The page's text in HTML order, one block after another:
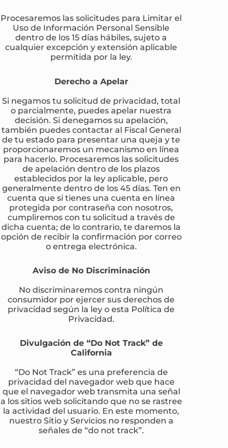
Procesaremos las solicitudes para Limitar el
Uso de Información Personal Sensible
dentro de los 15 días hábiles, sujeto a
cualquier excepción y extensión aplicable
permitida por la ley.
Derecho a Apelar
Si negamos tu solicitud de privacidad, total
o parcialmente, puedes apelar nuestra
decisión. Si denegamos su apelación,
también puedes contactar al Fiscal General
de tu estado para presentar una queja y te
proporcionaremos un mecanismo en línea
para hacerlo. Procesaremos las solicitudes
de apelación dentro de los plazos
establecidos por la ley aplicable, pero
generalmente dentro de los 45 días. Ten en
cuenta que si tienes una cuenta en línea
protegida por contraseña con nosotros,
cumpliremos con tu solicitud a través de
dicha cuenta; de lo contrario, te daremos la
opción de recibir la confirmación por correo
o entrega electrónica.
Aviso de No Discriminación
No discriminaremos contra ningún
consumidor por ejercer sus derechos de
privacidad según la ley o esta Política de
Privacidad.
Divulgación de “Do Not Track” de
California
“Do Not Track” es una preferencia de
privacidad del navegador web que hace
que el navegador web transmita una señal
a los sitios web solicitando que no se rastree
la actividad del usuario. En este momento,
nuestro Sitio y Servicios no responden a
señales de “do not track”.